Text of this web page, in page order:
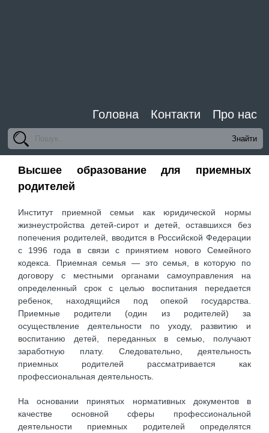
Головна Контакти Про нас
Высшее образование для приемных
родителей
Институт приемной семьи как юридической нормы
жизнеустройства детей-сирот и детей, оставшихся без
попечения родителей, вводится в Российской Федерации
с 1996 года в связи с принятием нового Семейного
кодекса. Приемная семья — это семья, в которую по
договору с местными органами самоуправления на
определенный срок с целью воспитания передается
ребенок, находящийся под опекой государства.
Приемные родители (один из родителей) за
осуществление деятельности по уходу, развитию и
воспитанию детей, переданных в семью, получают
заработную плату. Следовательно, деятельность
приемных родителей рассматривается как
профессиональная деятельность.
На основании принятых нормативных документов в
качестве основной сферы профессиональной
деятельности приемных родителей определятся